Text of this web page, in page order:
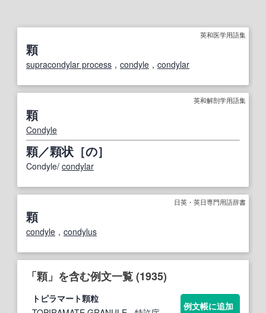
英和医学用語集
顆
supracondylar process ， condyle ， condylar
英和解剖学用語集
顆
Condyle
顆／顆状［の］
Condyle/ condylar
日英・英日専門用語辞書
顆
condyle ， condylus
「顆」を含む例文一覧 (1935)
トピラマート顆粒
例文帳に追加